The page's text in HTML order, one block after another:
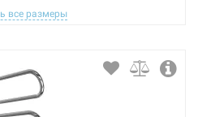
все размеры